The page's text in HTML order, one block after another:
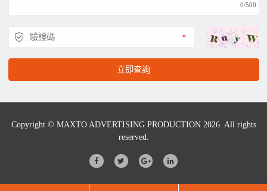
0/500
立即查詢
Copyright © MAXTO ADVERTISING PRODUCTION 2026. All rights
reserved.